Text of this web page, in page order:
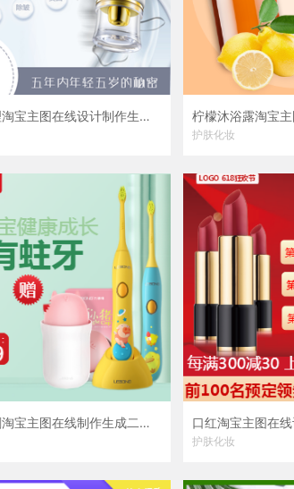
肌肤护理淘宝主图在线设计制作生成二维码模板图片
护肤化妆
儿童牙刷淘宝主图在线制作生成二维码模板图片
护肤化妆